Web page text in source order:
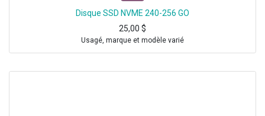
Disque SSD NVME 240-256 GO
25,00 $
Usagé, marque et modèle varié